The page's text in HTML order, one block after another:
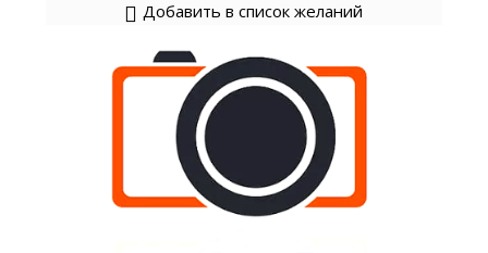
Добавить в список желаний